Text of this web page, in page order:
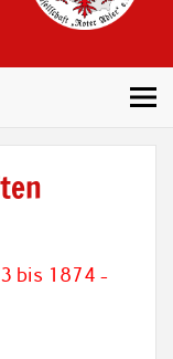
bis 1874 -